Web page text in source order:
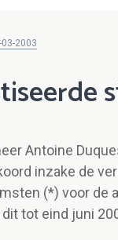
2003
Antoine
inzake de
(*) voor de
tot eind juni